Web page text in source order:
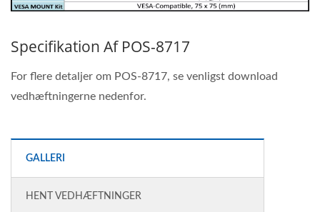
Specifikation Af POS-8717
For flere detaljer om POS-8717, se venligst download
vedhæftningerne nedenfor.
GALLERI
HENT VEDHÆFTNINGER